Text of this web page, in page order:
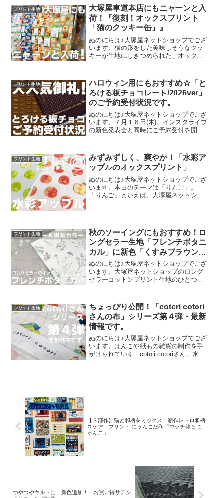
プリント生地
大塚屋車道本店にもニャーンと入
荷！『復刻！オックスプリント
「猫のクッキー缶」』
ぬのにちは♪大塚屋ネットショップでござ
います。猫の形をした美味しそうなクッ
キーが生地にしきつめられた、オックス
した。ご予約をくださっていましたお客
様への発送が完了し、現
プリント生地
ハロウィン用にもおすすめ☆「と
ろける板チョコレート/2026ver」
のご予約受付状況です。
ぬのにちは♪大塚屋ネットショップでござ
います。７月１６日(木)。インスタライブ
の新色発表会と同時にご予約受付を開始
ョン。「復刻カラー３色」と「新色３
色」の全６色にて展
プリント生地
みずみずしく、爽やか！「水彩ア
ップルのオックスプリント」
ぬのにちは♪大塚屋ネットショップでござ
います。本日のテーマは「りんご」。
「りんご」といえば、大塚屋ネットショ
プリント生地
秋のソーイングにもおすすめ！ロ
ングセラー生地「フレンチボタニ
カル」に新色「くすみブラウン」
が登場！
ぬのにちは♪大塚屋ネットショップでござ
います。大塚屋ネットショップのロング
セラーコットンプリント生地のひとつ
た「ペールピンク」の再販が、この度決
定いたしました。2026
プリント生地
ちょっぴり公開！「cotori cotori
さんの布」シリーズ第４弾・最新
情報です。
ぬのにちは♪大塚屋ネットショップでござ
います。はんこや紙もの雑貨の制作を手
がけられている、cotori cotoriさん。水彩
【３部作】猫と和柄をミックス！新作レトロ和柄
スケア―プリント にゃんこだ和「マッチ箱とに
ゃんこ」
つやつやキルトに、新色追加！「お買い得サテン